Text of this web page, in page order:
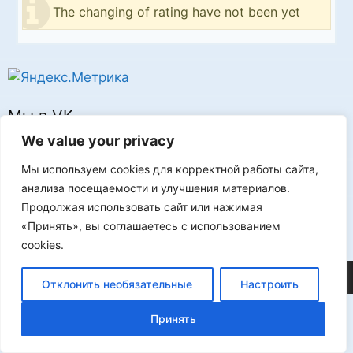
We value your privacy
Мы используем cookies для корректной работы сайта,
анализа посещаемости и улучшения материалов.
Продолжая использовать сайт или нажимая
«Принять», вы соглашаетесь с использованием
cookies.
Отклонить необязательные Настроить
Принять
The changing of rating have not been yet
Мы в VK
Реклама